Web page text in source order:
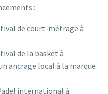
:
de court-métrage à
de la basket à
ancrage local à la marque
international à